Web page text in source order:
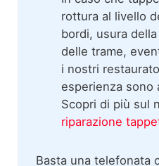
rottura al livello
bordi, usura
delle trame,
i nostri
esperienza sono
Scopri di più sul
riparazione
Basta una telefonata